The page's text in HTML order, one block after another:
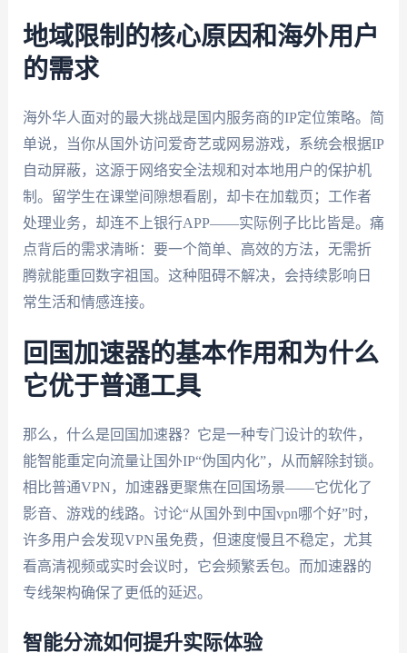
地域限制的核心原因和海外用户
的需求
海外华人面对的最大挑战是国内服务商的IP定位策略。简
单说，当你从国外访问爱奇艺或网易游戏，系统会根据IP
自动屏蔽，这源于网络安全法规和对本地用户的保护机
制。留学生在课堂间隙想看剧，却卡在加载页；工作者
处理业务，却连不上银行APP——实际例子比比皆是。痛
点背后的需求清晰：要一个简单、高效的方法，无需折
腾就能重回数字祖国。这种阻碍不解决，会持续影响日
常生活和情感连接。
回国加速器的基本作用和为什么
它优于普通工具
那么，什么是回国加速器？它是一种专门设计的软件，
能智能重定向流量让国外IP“伪国内化”，从而解除封锁。
相比普通VPN，加速器更聚焦在回国场景——它优化了
影音、游戏的线路。讨论“从国外到中国vpn哪个好”时，
许多用户会发现VPN虽免费，但速度慢且不稳定，尤其
看高清视频或实时会议时，它会频繁丢包。而加速器的
专线架构确保了更低的延迟。
智能分流如何提升实际体验